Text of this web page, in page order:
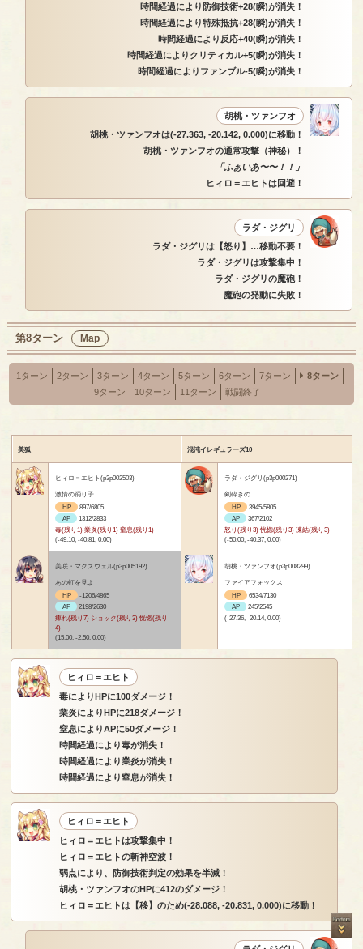
時間経過により防御技術+28(瞬)が消失！
時間経過により特殊抵抗+28(瞬)が消失！
時間経過により反応+40(瞬)が消失！
時間経過によりクリティカル+5(瞬)が消失！
時間経過によりファンブル-5(瞬)が消失！
胡桃・ツァンフオ
胡桃・ツァンフオは(-27.363, -20.142, 0.000)に移動！
胡桃・ツァンフオの通常攻撃（神秘）！
「ふぁいあ〜〜！！」
ヒィロ＝エヒトは回避！
ラダ・ジグリ
ラダ・ジグリは【怒り】…移動不要！
ラダ・ジグリは攻撃集中！
ラダ・ジグリの魔砲！
魔砲の発動に失敗！
第8ターン Map
1ターン 2ターン 3ターン 4ターン 5ターン 6ターン 7ターン
8ターン
9ターン
10ターン 11ターン 戦闘終了
美狐 混沌イレギュラーズ10
ヒィロ＝エヒト(p3p002503)
激情の踊り子
HP
897/6805
AP
1312/2833
毒(残り1) 業炎(残り1) 窒息(残り1)
(-49.10, -40.81, 0.00)
ラダ・ジグリ(p3p000271)
剣砕きの
HP
3945/5805
AP
367/2102
怒り(残り3) 恍惚(残り3) 凍結(残り3)
(-50.00, -40.37, 0.00)
美咲・マクスウェル(p3p005192)
あの虹を見よ
HP
-1206/4865
AP
2198/2630
痺れ(残り7) ショック(残り3) 恍惚(残り
4)
(15.00, -2.50, 0.00)
胡桃・ツァンフオ(p3p008299)
ファイアフォックス
HP
6534/7130
AP
245/2545
(-27.36, -20.14, 0.00)
ヒィロ＝エヒト
毒によりHPに100ダメージ！
業炎によりHPに218ダメージ！
窒息によりAPに50ダメージ！
時間経過により毒が消失！
時間経過により業炎が消失！
時間経過により窒息が消失！
ヒィロ＝エヒト
ヒィロ＝エヒトは攻撃集中！
ヒィロ＝エヒトの斬神空波！
弱点により、防御技術判定の効果を半減！
胡桃・ツァンフオのHPに412のダメージ！
ヒィロ＝エヒトは【移】のため(-28.088, -20.831, 0.000)に移動！